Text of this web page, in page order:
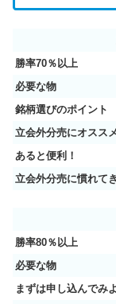
勝率70％以上
必要な物
銘柄選びのポイント
立会外分売にオスス
あると便利！
立会外分売に慣れて
勝率80％以上
必要な物
まずは申し込んでみ